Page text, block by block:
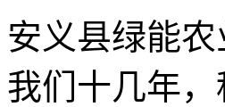
安义县绿能
我们十几年